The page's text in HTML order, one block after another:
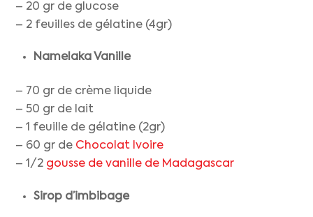
– 20 gr de glucose
– 2 feuilles de gélatine (4gr)
Namelaka Vanille
– 70 gr de crème liquide
– 50 gr de lait
– 1 feuille de gélatine (2gr)
– 60 gr de Chocolat Ivoire
– 1/2 gousse de vanille de Madagascar
Sirop d’imbibage